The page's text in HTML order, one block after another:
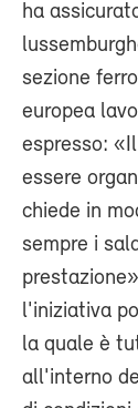
ha
sezione
europea
espresso:
essere
chiede in
sempre i
l'iniziativa
la quale è
all'interno